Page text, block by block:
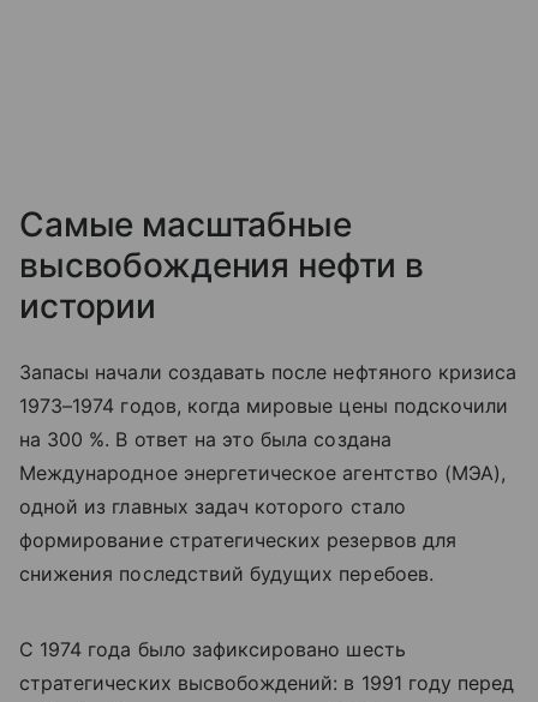
Самые масштабные
высвобождения нефти в
истории
Запасы начали создавать после нефтяного кризиса
1973–1974 годов, когда мировые цены подскочили
на 300 %. В ответ на это была создана
Международное энергетическое агентство (МЭА),
одной из главных задач которого стало
формирование стратегических резервов для
снижения последствий будущих перебоев.
С 1974 года было зафиксировано шесть
стратегических высвобождений: в 1991 году перед